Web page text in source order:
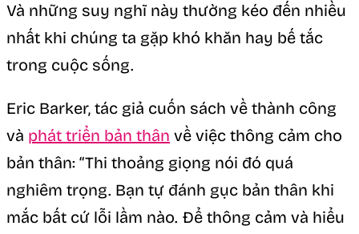
Và những suy nghĩ này thường kéo đến nhiều
nhất khi chúng ta gặp khó khăn hay bế tắc
trong cuộc sống.
Eric Barker, tác giả cuốn sách về thành công
và phát triển bản thân về việc thông cảm cho
bản thân: “Thi thoảng giọng nói đó quá
nghiêm trọng. Bạn tự đánh gục bản thân khi
mắc bất cứ lỗi lầm nào. Để thông cảm và hiểu